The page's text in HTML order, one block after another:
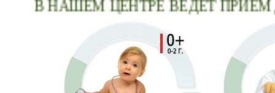
В НАШЕМ ЦЕНТРЕ ВЕДЕТ